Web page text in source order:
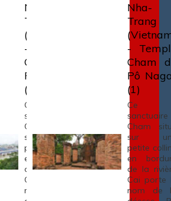
Nha
Trang
(Vietnam)
- Temple
Cham de
Pô Nagar
(3)
Ce
sanctuaire
Cham situé
sur une
petite colline
en bordure
de la rivière
Cai porte le
nom de la
Nha-
Trang
-
Cham
Pô
(1)
Ce
sanctuaire
Cham
sur
petite
en
de la
Cai porte
nom de